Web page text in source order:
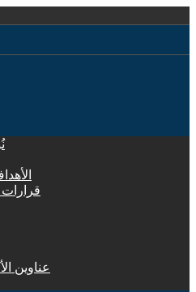
قرارات
عناوين